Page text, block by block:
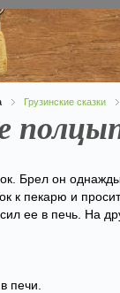
Грузинские сказки
Брел он
к пекарю и
ее в печь. На
печи.